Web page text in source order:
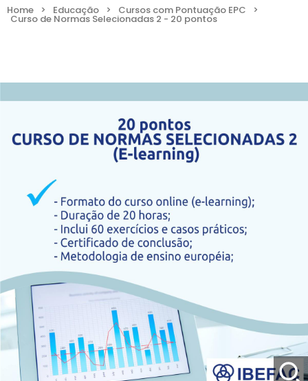
Home > Educação > Cursos com Pontuação EPC >
Curso de Normas Selecionadas 2 - 20 pontos